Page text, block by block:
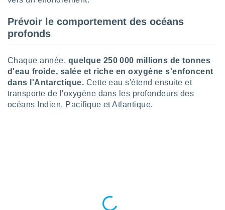
pas
de
à
notre
cas,
Prévoir le comportement des océans
profonds
Chaque année, quelque 250 000 millions de tonnes
d'eau froide, salée et riche en oxygène s'enfoncent
dans l'Antarctique. Cette eau s'étend ensuite et
transporte de l'oxygène dans les profondeurs des
océans Indien, Pacifique et Atlantique.